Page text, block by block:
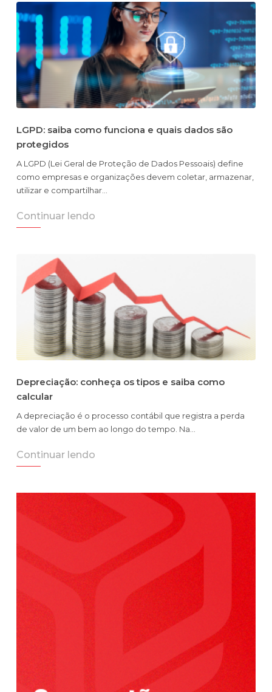
LGPD: saiba como funciona e quais dados são
protegidos
A LGPD (Lei Geral de Proteção de Dados Pessoais) define
como empresas e organizações devem coletar, armazenar,
utilizar e compartilhar…
Continuar lendo
Depreciação: conheça os tipos e saiba como
calcular
A depreciação é o processo contábil que registra a perda
de valor de um bem ao longo do tempo. Na…
Continuar lendo